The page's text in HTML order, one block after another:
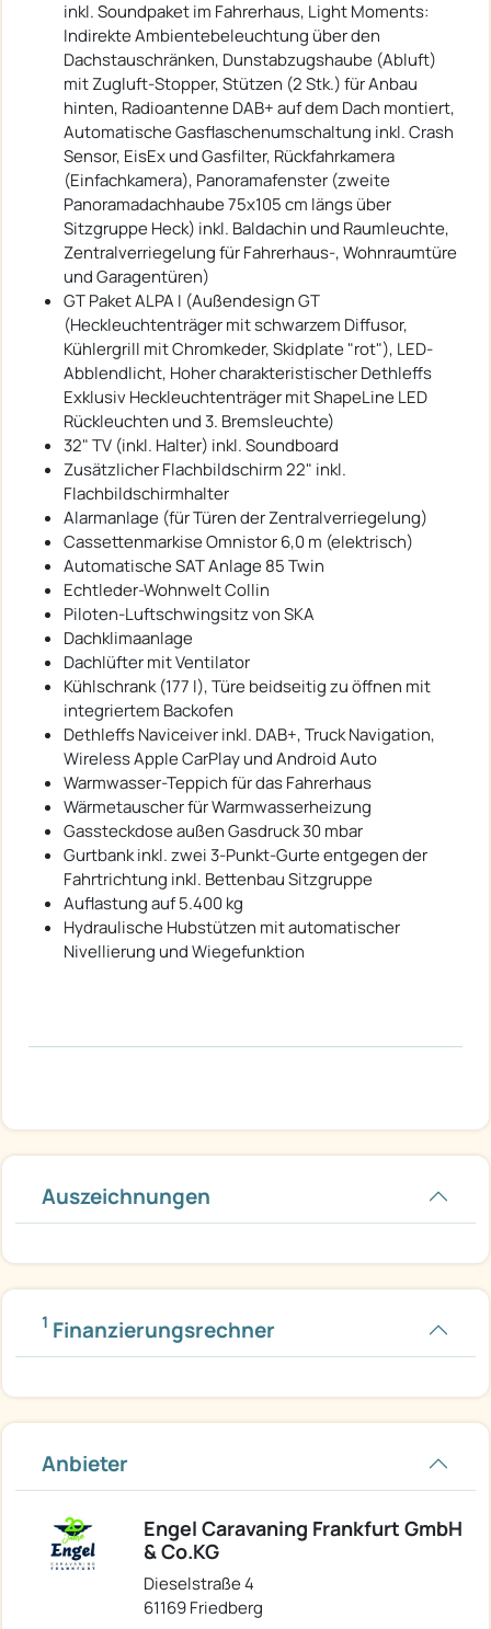
inkl. Soundpaket im Fahrerhaus, Light Moments:
Indirekte Ambientebeleuchtung über den
Dachstauschränken, Dunstabzugshaube (Abluft)
mit Zugluft-Stopper, Stützen (2 Stk.) für Anbau
hinten, Radioantenne DAB+ auf dem Dach montiert,
Automatische Gasflaschenumschaltung inkl. Crash
Sensor, EisEx und Gasfilter, Rückfahrkamera
(Einfachkamera), Panoramafenster (zweite
Panoramadachhaube 75x105 cm längs über
Sitzgruppe Heck) inkl. Baldachin und Raumleuchte,
Zentralverriegelung für Fahrerhaus-, Wohnraumtüre
und Garagentüren)
GT Paket ALPA I (Außendesign GT
(Heckleuchtenträger mit schwarzem Diffusor,
Kühlergrill mit Chromkeder, Skidplate "rot"), LED-
Abblendlicht, Hoher charakteristischer Dethleffs
Exklusiv Heckleuchtenträger mit ShapeLine LED
Rückleuchten und 3. Bremsleuchte)
32" TV (inkl. Halter) inkl. Soundboard
Zusätzlicher Flachbildschirm 22" inkl.
Flachbildschirmhalter
Alarmanlage (für Türen der Zentralverriegelung)
Cassettenmarkise Omnistor 6,0 m (elektrisch)
Automatische SAT Anlage 85 Twin
Echtleder-Wohnwelt Collin
Piloten-Luftschwingsitz von SKA
Dachklimaanlage
Dachlüfter mit Ventilator
Kühlschrank (177 l), Türe beidseitig zu öffnen mit
integriertem Backofen
Dethleffs Naviceiver inkl. DAB+, Truck Navigation,
Wireless Apple CarPlay und Android Auto
Warmwasser-Teppich für das Fahrerhaus
Wärmetauscher für Warmwasserheizung
Gassteckdose außen Gasdruck 30 mbar
Gurtbank inkl. zwei 3-Punkt-Gurte entgegen der
Fahrtrichtung inkl. Bettenbau Sitzgruppe
Auflastung auf 5.400 kg
Hydraulische Hubstützen mit automatischer
Nivellierung und Wiegefunktion
Auszeichnungen
1 Finanzierungsrechner
Anbieter
Engel Caravaning Frankfurt GmbH
& Co.KG
Dieselstraße 4
61169 Friedberg